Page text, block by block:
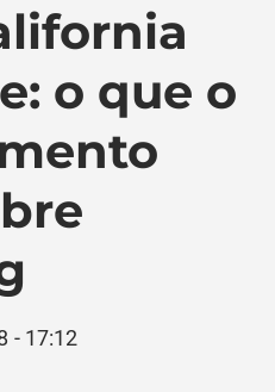
o que o
- 17:12